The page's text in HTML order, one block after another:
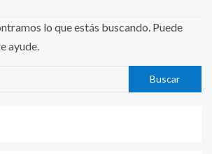
lo que estás buscando. Puede
ayude.